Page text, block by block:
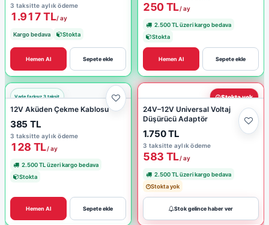
3 taksitte aylık ödeme
1.917 TL/ ay
Kargo bedava Stokta
Sepete ekle
Hemen Al
250 TL/ ay
2.500 TL üzeri kargo bedava
Stokta
Sepete ekle
Hemen Al
12V Aküden Çekme Kablosu
385 TL
3 taksitte aylık ödeme
128 TL/ ay
2.500 TL üzeri kargo bedava
Stokta
Sepete ekle
Hemen Al
Stokta yok
24V–12V Universal Voltaj
Düşürücü Adaptör
1.750 TL
3 taksitte aylık ödeme
583 TL/ ay
2.500 TL üzeri kargo bedava
Stokta yok
Stok gelince haber ver